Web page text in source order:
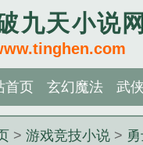
九天小说网
首页 玄幻魔法 武
>游戏竞技小说 >